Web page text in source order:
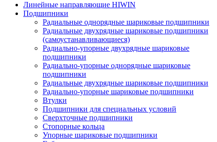
Линейные направляющие HIWIN
Подшипники
Радиальные однорядные шариковые подшипники
Радиальные двухрядные шариковые подшипники
(самоустанавливающиеся)
Радиально-упорные двухрядные шариковые
подшипники
Радиально-упорные однорядные шариковые
подшипники
Радиальные двухрядные шариковые подшипники
Радиально-упорные шариковые подшипники
Втулки
Подшипники для специальных условий
Сверхточные подшипники
Стопорные кольца
Упорные шариковые подшипники